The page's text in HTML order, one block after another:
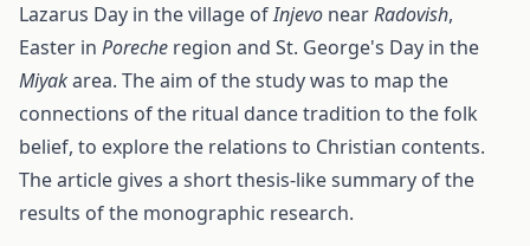
Lazarus Day in the village ofInjevo nearRadovish,
Easter in Poreche region and St. George's Day in the
Miyakarea. The aim of the study was to map the
connections of the ritual dance tradition to the folk
belief, to explore the relations to Christian contents.
The article gives a short thesis-like summary of the
results of the monographic research.